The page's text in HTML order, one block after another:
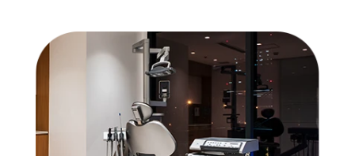
Số điện thoại
Tiêm vacxin